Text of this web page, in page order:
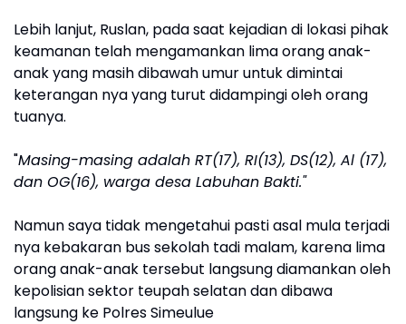
Lebih lanjut, Ruslan, pada saat kejadian di lokasi pihak
keamanan telah mengamankan lima orang anak-
anak yang masih dibawah umur untuk dimintai
keterangan nya yang turut didampingi oleh orang
tuanya.
"Masing-masing adalah RT(17), RI(13), DS(12), Al (17),
dan OG(16), warga desa Labuhan Bakti."
Namun saya tidak mengetahui pasti asal mula terjadi
nya kebakaran bus sekolah tadi malam, karena lima
orang anak-anak tersebut langsung diamankan oleh
kepolisian sektor teupah selatan dan dibawa
langsung ke Polres Simeulue